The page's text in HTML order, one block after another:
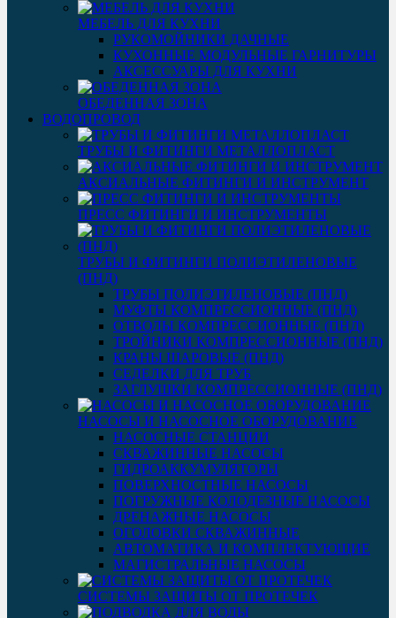
МЕБЕЛЬ ДЛЯ КУХНИ
РУКОМОЙНИКИ ДАЧНЫЕ
КУХОННЫЕ МОДУЛЬНЫЕ ГАРНИТУРЫ
АКСЕССУАРЫ ДЛЯ КУХНИ
ОБЕДЕННАЯ ЗОНА
ВОДОПРОВОД
ТРУБЫ И ФИТИНГИ МЕТАЛЛОПЛАСТ
АКСИАЛЬНЫЕ ФИТИНГИ И ИНСТРУМЕНТ
ПРЕСС ФИТИНГИ И ИНСТРУМЕНТЫ
ТРУБЫ И ФИТИНГИ ПОЛИЭТИЛЕНОВЫЕ
(ПНД)
ТРУБЫ ПОЛИЭТИЛЕНОВЫЕ (ПНД)
МУФТЫ КОМПРЕССИОННЫЕ (ПНД)
ОТВОДЫ КОМПРЕССИОННЫЕ (ПНД)
ТРОЙНИКИ КОМПРЕССИОННЫЕ (ПНД)
КРАНЫ ШАРОВЫЕ (ПНД)
СЕДЕЛКИ ДЛЯ ТРУБ
ЗАГЛУШКИ КОМПРЕССИОННЫЕ (ПНД)
НАСОСЫ И НАСОСНОЕ ОБОРУДОВАНИЕ
НАСОСНЫЕ СТАНЦИИ
СКВАЖИННЫЕ НАСОСЫ
ГИДРОАККУМУЛЯТОРЫ
ПОВЕРХНОСТНЫЕ НАСОСЫ
ПОГРУЖНЫЕ КОЛОДЕЗНЫЕ НАСОСЫ
ДРЕНАЖНЫЕ НАСОСЫ
ОГОЛОВКИ СКВАЖИННЫЕ
АВТОМАТИКА И КОМПЛЕКТУЮЩИЕ
МАГИСТРАЛЬНЫЕ НАСОСЫ
СИСТЕМЫ ЗАЩИТЫ ОТ ПРОТЕЧЕК